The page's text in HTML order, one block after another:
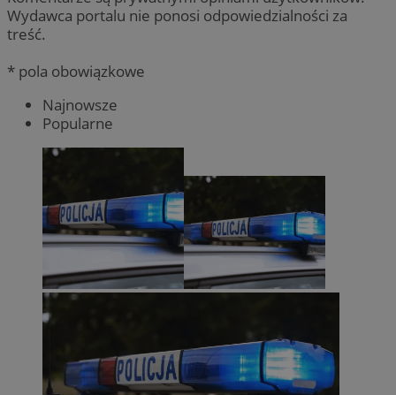
Wydawca portalu nie ponosi odpowiedzialności za
treść.
* pola obowiązkowe
Najnowsze
Popularne